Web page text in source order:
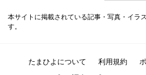
本サイトに掲載されている記事・写真・イラ
す。
たまひよについて 利用規約